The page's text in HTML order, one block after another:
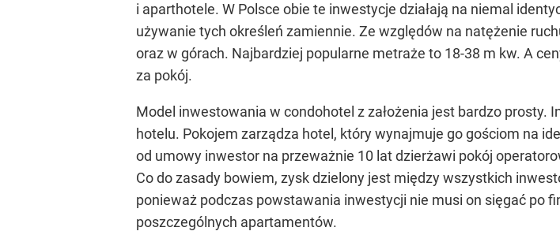
i aparthotele. W Polsce obie te inwestycje działają na niemal
używanie tych określeń zamiennie. Ze względów na natężenie
oraz w górach. Najbardziej popularne metraże to 18-38 m kw. A
za pokój.
Model inwestowania w condohotel z założenia jest bardzo
hotelu. Pokojem zarządza hotel, który wynajmuje go gościom na
od umowy inwestor na przeważnie 10 lat dzierżawi pokój
Co do zasady bowiem, zysk dzielony jest między wszystkich
ponieważ podczas powstawania inwestycji nie musi on sięgać po
poszczególnych apartamentów.